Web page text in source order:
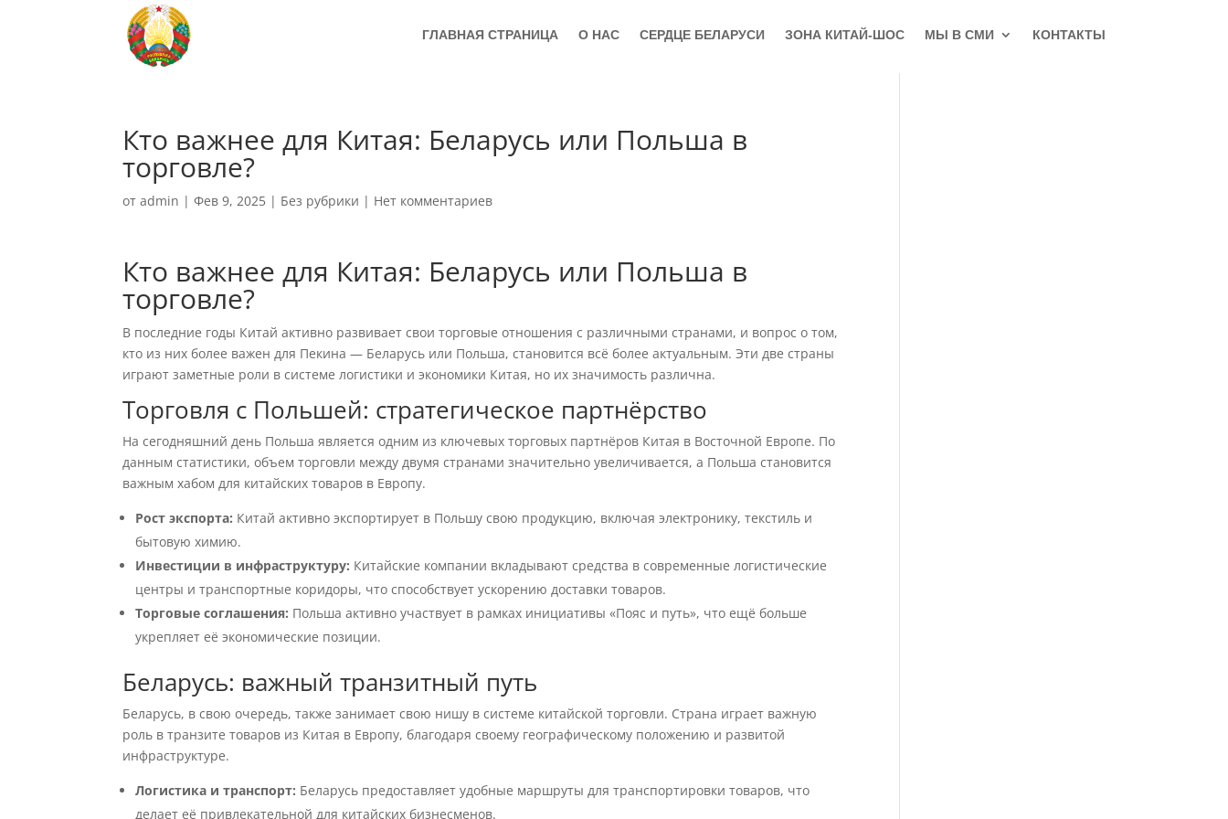
ГЛАВНАЯ СТРАНИЦА О НАС СЕРДЦЕ БЕЛАРУСИ ЗОНА КИТАЙ-ШОС МЫ В СМИ КОНТАКТЫ
Кто важнее для Китая: Беларусь или Польша в
торговле?
отadmin |Фев 9, 2025 | Без рубрики | Нет комментариев
Кто важнее для Китая: Беларусь или Польша в
торговле?
В последние годы Китай активно развивает свои торговые отношения с различными странами, и вопрос о том,
кто из них более важен для Пекина — Беларусь или Польша, становится всё более актуальным. Эти две страны
играют заметные роли в системе логистики и экономики Китая, но их значимость различна.
Торговля с Польшей: стратегическое партнёрство
На сегодняшний день Польша является одним из ключевых торговых партнёров Китая в Восточной Европе. По
данным статистики, объем торговли между двумя странами значительно увеличивается, а Польша становится
важным хабом для китайских товаров в Европу.
Рост экспорта: Китай активно экспортирует в Польшу свою продукцию, включая электронику, текстиль и
бытовую химию.
Инвестиции в инфраструктуру: Китайские компании вкладывают средства в современные логистические
центры и транспортные коридоры, что способствует ускорению доставки товаров.
Торговые соглашения: Польша активно участвует в рамках инициативы «Пояс и путь», что ещё больше
укрепляет её экономические позиции.
Беларусь: важный транзитный путь
Беларусь, в свою очередь, также занимает свою нишу в системе китайской торговли. Страна играет важную
роль в транзите товаров из Китая в Европу, благодаря своему географическому положению и развитой
инфраструктуре.
Логистика и транспорт: Беларусь предоставляет удобные маршруты для транспортировки товаров, что
делает её привлекательной для китайских бизнесменов.